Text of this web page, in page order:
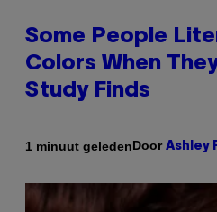
Some People
Colors When
Study Finds
1 minuut geledenDoor Ashley